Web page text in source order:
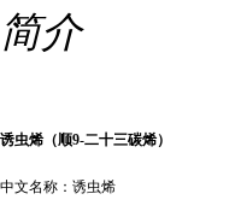
简介
诱虫烯（顺9-二十三碳烯）
中文名称：诱虫烯